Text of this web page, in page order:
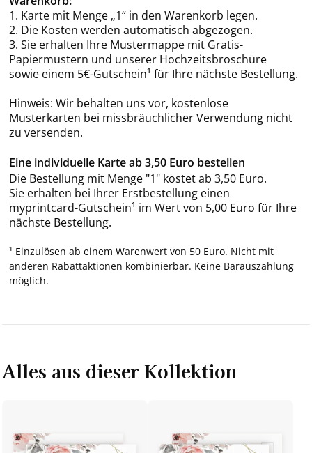
1. Karte mit Menge „1“ in den Warenkorb legen.
2. Die Kosten werden automatisch abgezogen.
3. Sie erhalten Ihre Mustermappe mit Gratis-
Papiermustern und unserer Hochzeitsbroschüre
sowie einem 5€-Gutschein¹ für Ihre nächste Bestellung.
Hinweis: Wir behalten uns vor, kostenlose
Musterkarten bei missbräuchlicher Verwendung nicht
zu versenden.
Eine individuelle Karte ab 3,50 Euro bestellen
Die Bestellung mit Menge "1" kostet ab 3,50 Euro.
Sie erhalten bei Ihrer Erstbestellung einen
myprintcard-Gutschein¹ im Wert von 5,00 Euro für Ihre
nächste Bestellung.
¹ Einzulösen ab einem Warenwert von 50 Euro. Nicht mit
anderen Rabattaktionen kombinierbar. Keine Barauszahlung
möglich.
Alles aus dieser Kollektion